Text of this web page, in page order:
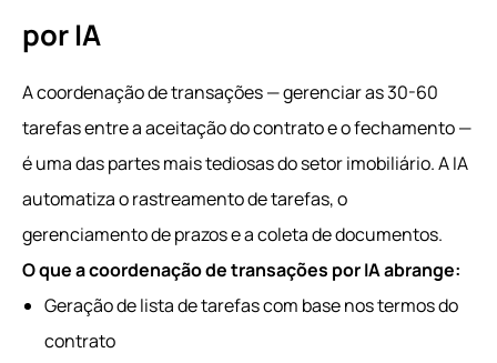
por IA
A coordenação de transações — gerenciar as 30-60
tarefas entre a aceitação do contrato e o fechamento —
é uma das partes mais tediosas do setor imobiliário. A IA
automatiza o rastreamento de tarefas, o
gerenciamento de prazos e a coleta de documentos.
O que a coordenação de transações por IA abrange:
Geração de lista de tarefas com base nos termos do
contrato